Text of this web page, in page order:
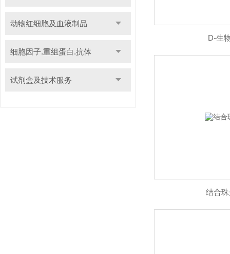
动物红细胞及血液制品
细胞因子.重组蛋白.抗体
试剂盒及技术服务
D-生
结合